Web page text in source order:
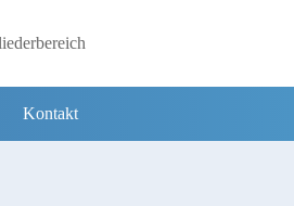
Kontakt